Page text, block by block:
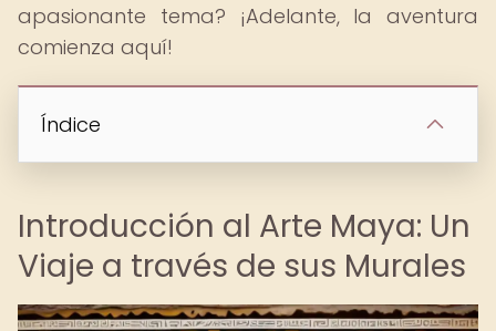
apasionante tema? ¡Adelante, la aventura
comienza aquí!
Índice
Introducción al Arte Maya: Un
Viaje a través de sus Murales